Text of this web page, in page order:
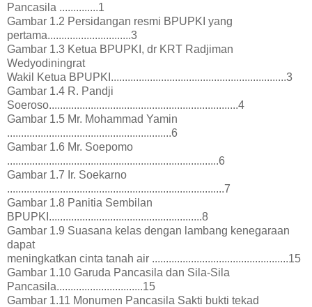
Pancasila ..............1
Gambar 1.2 Persidangan resmi BPUPKI yang
pertama..............................3
Gambar 1.3 Ketua BPUPKI, dr KRT Radjiman
Wedyodiningrat
Wakil Ketua BPUPKI...............................................................3
Gambar 1.4 R. Pandji
Soeroso....................................................................4
Gambar 1.5 Mr. Mohammad Yamin
...........................................................6
Gambar 1.6 Mr. Soepomo
............................................................................6
Gambar 1.7 Ir. Soekarno
..............................................................................7
Gambar 1.8 Panitia Sembilan
BPUPKI.......................................................8
Gambar 1.9 Suasana kelas dengan lambang kenegaraan
dapat
meningkatkan cinta tanah air .................................................15
Gambar 1.10 Garuda Pancasila dan Sila-Sila
Pancasila...............................15
Gambar 1.11 Monumen Pancasila Sakti bukti tekad